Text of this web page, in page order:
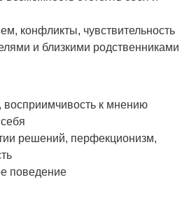
конфликты, чувствительность
и близкими родственниками
восприимчивость к мнению
решений, перфекционизм,
поведение